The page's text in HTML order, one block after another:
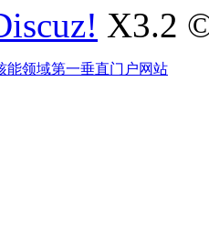
X3.2
能领域第一垂直门户网站